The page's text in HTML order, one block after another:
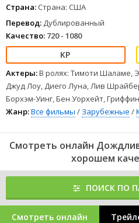
Страна: Страна: США
Перевод: Дублированный
Качество: 720 - 1080
Актеры:В ролях: Тимоти Шаламе,
Джуд Лоу, Диего Луна, Лив
Борхэм-Уинг, Бен Уорхейт,
Жанр:Все фильмы / Зарубежные /
Смотреть онлайн
хорошем
ПОИСК ПО
Смотреть онлайн